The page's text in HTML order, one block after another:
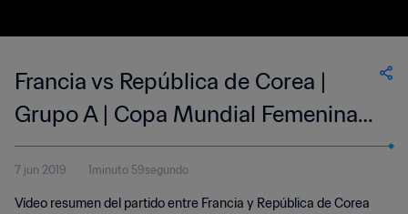
Francia vs República de Corea |
Grupo A | Copa Mundial Femenina
de la FIFA Francia 2019™ | Highlights
7 jun 2019 1minuto 59segundo
Vídeo resumen del partido entre Francia y República de Corea